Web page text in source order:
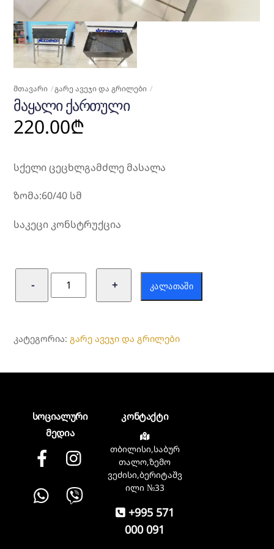
ᲛᲗᲐᲕᲐᲠᲘ ᲒᲐᲠᲔ ᲐᲕᲔᲯᲘ ᲓᲐ ᲒᲠᲘᲚᲔᲑᲘ
ᲛᲐᲧᲐᲚᲘ ᲥᲐᲠᲗᲣᲚᲘ
220.00₾
სქელი ცეცხლგამძლე მასალა
ზომა:60/40 სმ
საკეცი კონსტრუქცია
−
რაოდენობა:
მაყალი
+ ᲙᲐᲚᲐᲗᲐᲨᲘ
ᲙᲐᲢᲔᲒᲝᲠᲘᲐ:გარე ავეჯი და გრილები
სოციალური
მედია
Facebook instagram
Whatsapp
კონტაქტი
თბილისი,საბურ
თალო,ზემო
ვეძისი,ბერიტაშვ
ილი №33
+995 571
000 091